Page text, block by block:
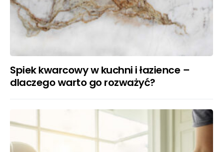
Spiek kwarcowy w kuchni i łazience –
dlaczego warto go rozważyć?